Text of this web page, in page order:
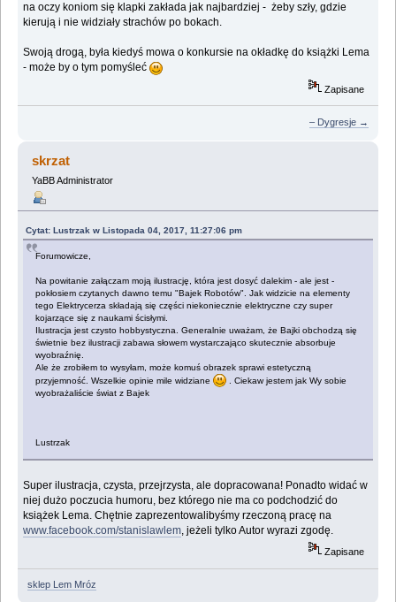
na oczy koniom się klapki zakłada jak najbardziej - żeby szły, gdzie
kierują i nie widziały strachów po bokach.
Swoją drogą, była kiedyś mowa o konkursie na okładkę do książki Lema
- może by o tym pomyśleć
Zapisane
– Dygresje →
skrzat
YaBB Administrator
Cytat: Lustrzak w Listopada 04, 2017, 11:27:06 pm
Forumowicze,
Na powitanie załączam moją ilustrację, która jest dosyć dalekim - ale jest -
pokłosiem czytanych dawno temu "Bajek Robotów". Jak widzicie na elementy
tego Elektrycerza składają się części niekoniecznie elektryczne czy super
kojarzące się z naukami ścisłymi.
Ilustracja jest czysto hobbystyczna. Generalnie uważam, że Bajki obchodzą się
świetnie bez ilustracji zabawa słowem wystarczająco skutecznie absorbuje
wyobraźnię.
Ale że zrobiłem to wysyłam, może komuś obrazek sprawi estetyczną
przyjemność. Wszelkie opinie mile widziane
. Ciekaw jestem jak Wy sobie
wyobrażaliście świat z Bajek
Lustrzak
Super ilustracja, czysta, przejrzysta, ale dopracowana! Ponadto widać w
niej dużo poczucia humoru, bez którego nie ma co podchodzić do
książek Lema. Chętnie zaprezentowalibyśmy rzeczoną pracę na
www.facebook.com/stanislawlem, jeżeli tylko Autor wyrazi zgodę.
Zapisane
sklep Lem Mróz